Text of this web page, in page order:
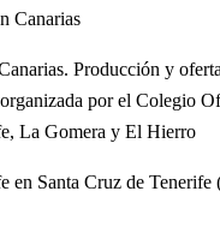
Producción y
por el Colegio
La Gomera y El Hierro
en Santa Cruz de Tenerife